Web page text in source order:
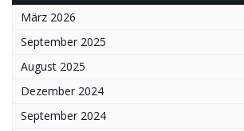
März 2026
September 2025
August 2025
Dezember 2024
September 2024